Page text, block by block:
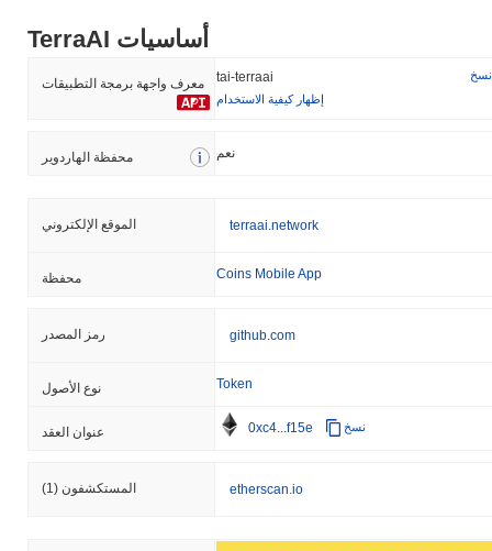
TerraAI أساسيات
معرف واجهة برمجة التطبيقات tai-terraai
نسخ
إظهار كيفية الاستخدام
محفظة الهاردوير نعم
الموقع الإلكتروني terraai.network
محفظة Coins Mobile App
رمز المصدر github.com
نوع الأصول Token
عنوان العقد 0xc4...f15e نسخ
المستكشفون (1) etherscan.io